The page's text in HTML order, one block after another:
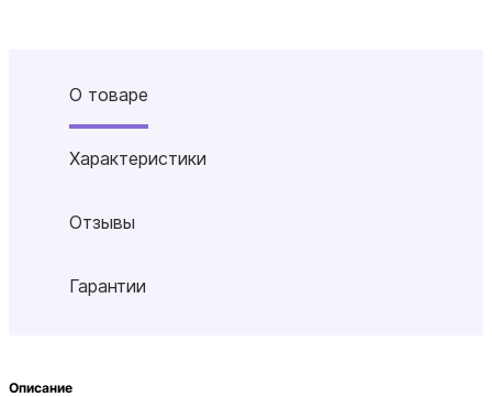
О товаре
Характеристики
Отзывы
Гарантии
Описание